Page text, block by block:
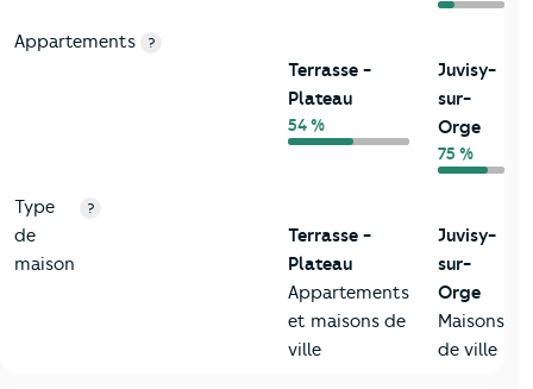
Appartements ?
Terrasse -
Plateau
54 %
Juvisy-
sur-
Orge
75 %
Type
de
maison
?
Terrasse -
Plateau
Appartements
et maisons de
ville
Juvisy-
sur-
Orge
Maisons
de ville